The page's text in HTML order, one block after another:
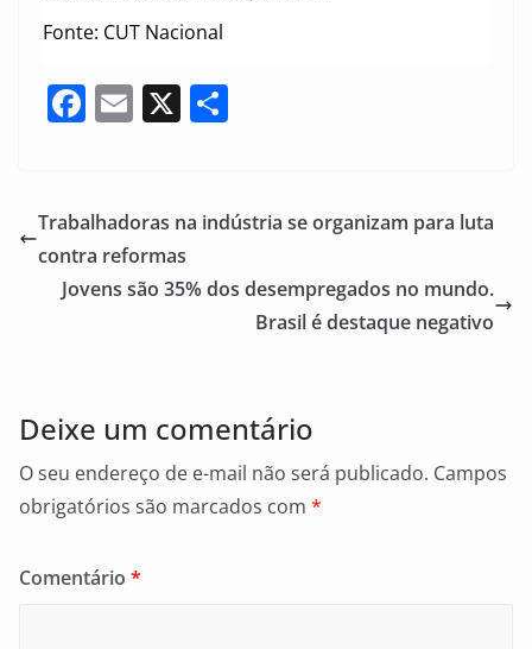
Fonte: CUT Nacional
F
e
b
o
E
l
X
e
Trabalhadoras na indústria se organizam para luta
contra reformas
Jovens são 35% dos desempregados no mundo.
Brasil é destaque negativo
Deixe um comentário
O seu endereço de e-mail não será publicado. Campos
obrigatórios são marcados com *
Comentário *